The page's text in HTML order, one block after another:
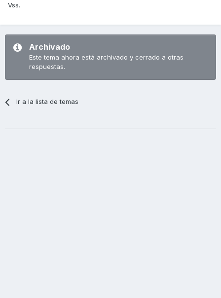
Vss.
Archivado
Este tema ahora está archivado y cerrado a otras
respuestas.
Ir a la lista de temas